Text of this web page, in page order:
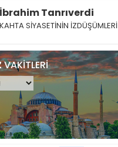
İbrahim Tanrıverdi
KAHTA SİYASETİNİN İZDÜŞÜMLERİ
VAKİTLERİ